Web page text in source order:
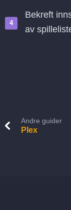
Bekreft
av
Andre guider
Plex